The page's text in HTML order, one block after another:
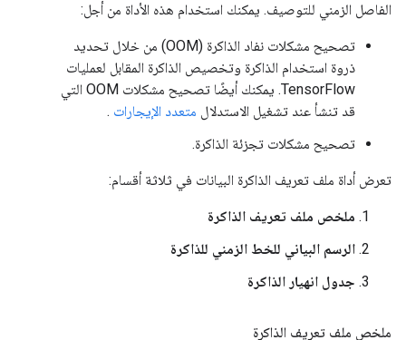
الفاصل الزمني للتوصيف. يمكنك استخدام هذه الأداة من أجل:
تصحيح مشكلات نفاد الذاكرة (OOM) من خلال تحديد
ذروة استخدام الذاكرة وتخصيص الذاكرة المقابل لعمليات
TensorFlow. يمكنك أيضًا تصحيح مشكلات OOM التي
قد تنشأ عند تشغيل الاستدلال متعدد الإيجارات .
تصحيح مشكلات تجزئة الذاكرة.
تعرض أداة ملف تعريف الذاكرة البيانات في ثلاثة أقسام:
ملخص ملف تعريف الذاكرة
الرسم البياني للخط الزمني للذاكرة
جدول انهيار الذاكرة
ملخص ملف تعريف الذاكرة